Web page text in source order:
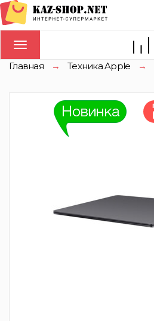
Toggle
navigation
Главная → Техника Apple →